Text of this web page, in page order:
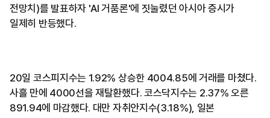
전망치)를 발표하자 'AI 거품론'에 짓눌렸던 아시아 증시가
일제히 반등했다.
20일 코스피지수는 1.92% 상승한 4004.85에 거래를 마쳤다.
사흘 만에 4000선을 재탈환했다. 코스닥지수는 2.37% 오른
891.94에 마감했다. 대만 자취안지수(3.18%), 일본